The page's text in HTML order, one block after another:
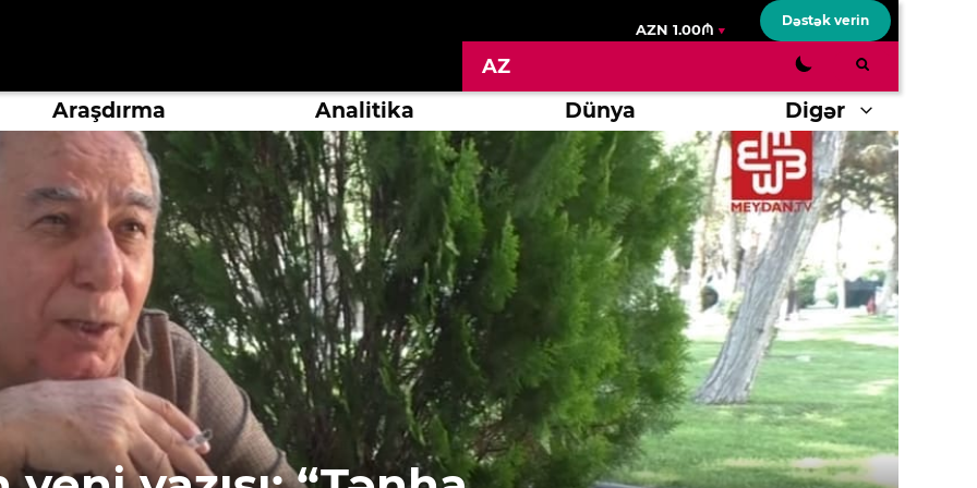
AZN 1.00₼
Dəstək verin
AZ
Araşdırma Analitika Dünya Digər